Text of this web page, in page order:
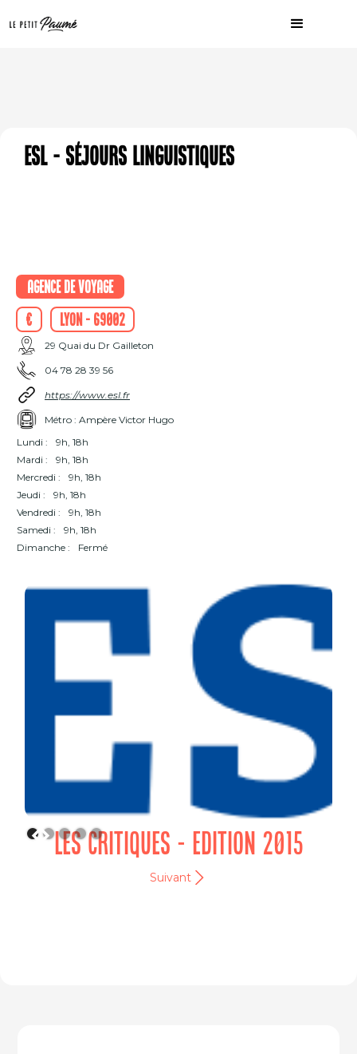
ESL - Séjours Linguistiques
Agence de voyage
€
Lyon - 69002
29 Quai du Dr Gailleton
04 78 28 39 56
https://www.esl.fr
Métro : Ampère Victor Hugo
Lundi :
9h, 18h
Mardi :
9h, 18h
Mercredi :
9h, 18h
Jeudi :
9h, 18h
Vendredi :
9h, 18h
Samedi :
9h, 18h
Dimanche :
Fermé
LES CRITIQUES - EDITION 2015
Suivant